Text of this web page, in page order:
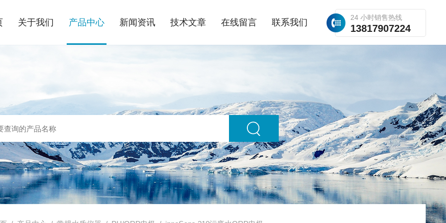
24 小时销售热线
13817907224
关于我们 产品中心 新闻资讯 技术文章 在线留言 联系我们